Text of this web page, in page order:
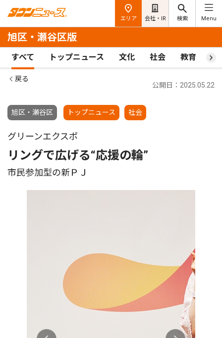
エリア 会社・IR 検索 Menu
旭区・瀬谷区版
すべて トップニュース 文化 社会 教育 ス
戻る
旭区・瀬谷区 トップニュース 社会
公開日：2025.05.22
グリーンエクスポ
リングで広げる“応援の輪”
市民参加型の新ＰＪ